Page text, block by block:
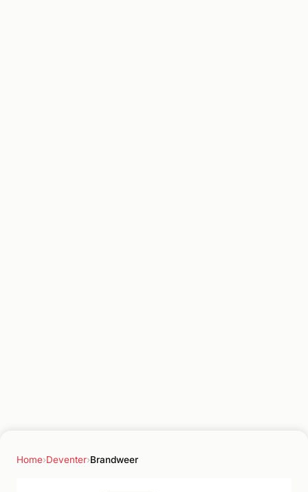
Home›Deventer›Brandweer